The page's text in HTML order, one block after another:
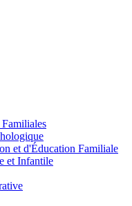
et d'Éducation Familiale
et Infantile